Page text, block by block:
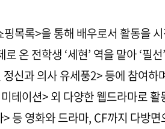
목록>을 통해 배우로서 활동을
온 전학생 ‘세현’ 역을 맡아 ‘필
신과 의사 유세풍2> 등에 참여하
테이션> 외 다양한 웹드라마로
등 영화와 드라마, CF까지 다방